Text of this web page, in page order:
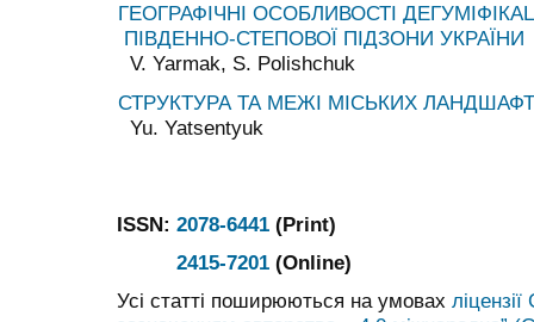
ГЕОГРАФІЧНІ ОСОБЛИВОСТІ
ПІВДЕННО-СТЕПОВОЇ ПІДЗОНИ УКРАЇНИ
V. Yarmak, S. Polishchuk
СТРУКТУРА ТА МЕЖІ МІСЬКИХ
Yu. Yatsentyuk
ISSN: 2078-6441 (Print)
2415-7201 (Online)
Усі статті поширюються на умовах